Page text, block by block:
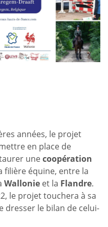
années, le projet
en place de
unecoopération
filière équine, entre la
Wallonie et la Flandre.
le projet touchera à sa
dresser le bilan de celui-